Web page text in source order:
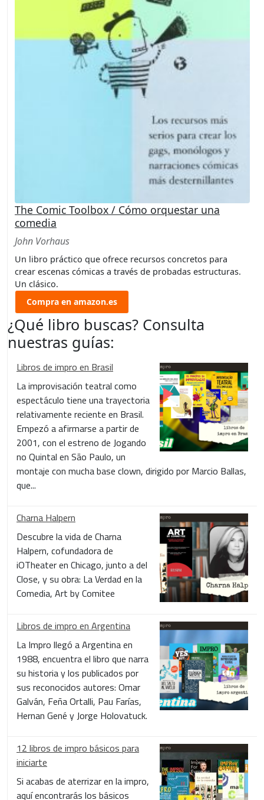
The Comic Toolbox / Cómo orquestar una
comedia
John Vorhaus
Un libro práctico que ofrece recursos concretos para
crear escenas cómicas a través de probadas estructuras.
Un clásico.
Compra en amazon.es
¿Qué libro buscas? Consulta
nuestras guías:
Libros de impro en Brasil
La improvisación teatral como
espectáculo tiene una trayectoria
relativamente reciente en Brasil.
Empezó a afirmarse a partir de
2001, con el estreno de Jogando
no Quintal en São Paulo, un
montaje con mucha base clown, dirigido por Marcio Ballas,
que...
Charna Halpern
Descubre la vida de Charna
Halpern, cofundadora de
iOTheater en Chicago, junto a del
Close, y su obra: La Verdad en la
Comedia, Art by Comitee
Libros de impro en Argentina
La Impro llegó a Argentina en
1988, encuentra el libro que narra
su historia y los publicados por
sus reconocidos autores: Omar
Galván, Feña Ortalli, Pau Farías,
Hernan Gené y Jorge Holovatuck.
12 libros de impro básicos para
iniciarte
Si acabas de aterrizar en la impro,
aquí encontrarás los básicos